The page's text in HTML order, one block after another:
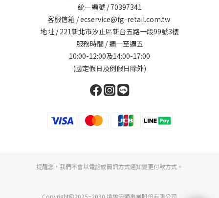
統一編號 / 70397341
客服信箱 / ecservice@fg-retail.com.tw
地址 / 221新北市汐止區新台五路一段99號3樓
服務時間 / 週一至週五
10:00-12:00及14:00-17:00
(國定假日及例假日除外)
提醒您，我們不會以電話或簡訊方式通知變更付款方式。
Copyright©2025~2030 遠雄流通事業股份有限公司